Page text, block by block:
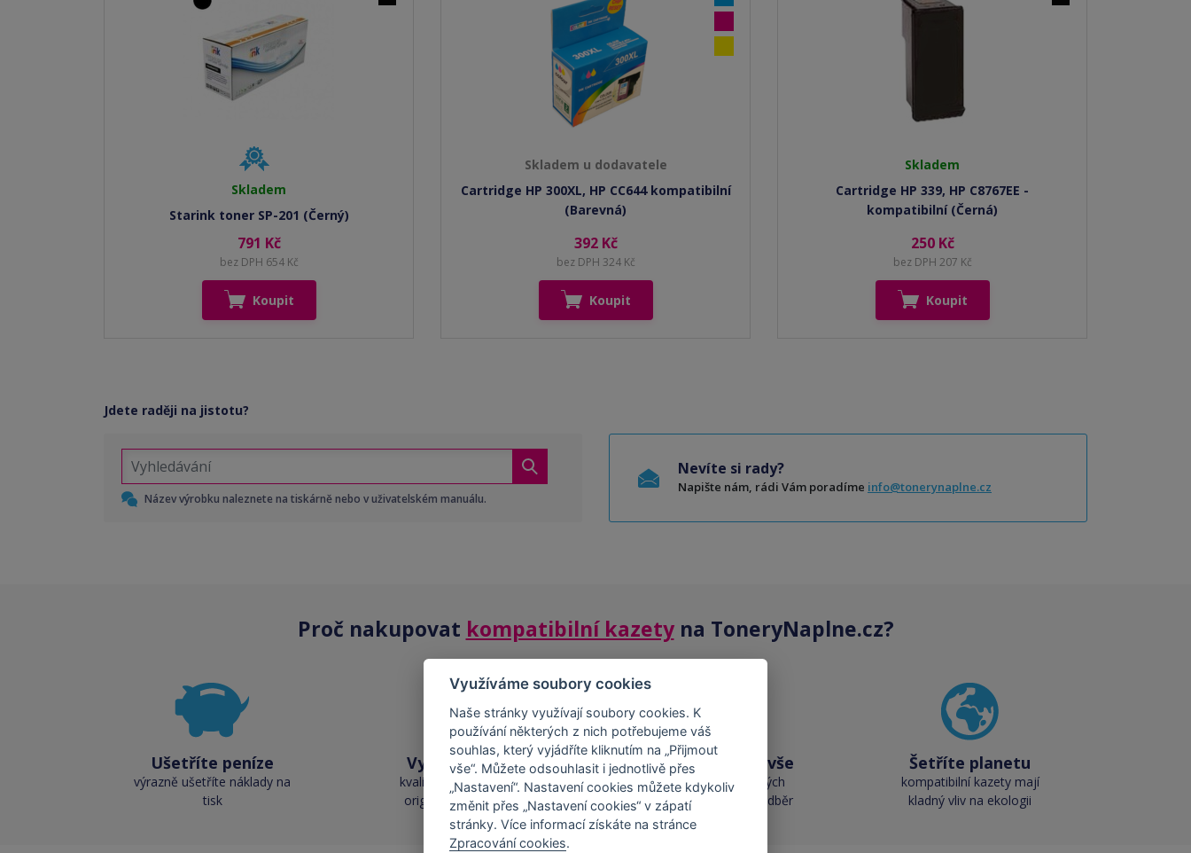
Skladem
Starink toner SP-201 (Černý)
791 Kč
bez DPH 654 Kč
Koupit
Skladem u dodavatele
Cartridge HP 300XL, HP CC644 kompatibilní
(Barevná)
392 Kč
bez DPH 324 Kč
Koupit
Skladem
Cartridge HP 339, HP C8767EE -
kompatibilní (Černá)
250 Kč
bez DPH 207 Kč
Koupit
Jdete raději na jistotu?
Název výrobku naleznete na tiskárně nebo v uživatelském manuálu.
Nevíte si rady?
Napište nám, rádi Vám poradíme info@tonerynaplne.cz
Proč nakupovat kompatibilní kazetyna ToneryNaplne.cz?
Ušetříte peníze
výrazně ušetříte náklady na
tisk
Vysoká kvalita
kvalita je srovnatelná s
originálními náplněmi
Skladem téměř vše
přes 50 000 skladových
zásob pro okamžitý odběr
Šetříte planetu
kompatibilní kazety mají
kladný vliv na ekologii
Využíváme soubory cookies
Naše stránky využívají soubory cookies. K
používání některých z nich potřebujeme váš
souhlas, který vyjádříte kliknutím na „Přijmout
vše“. Můžete odsouhlasit i jednotlivě přes
„Nastavení“. Nastavení cookies můžete kdykoliv
změnit přes „Nastavení cookies“ v zápatí
stránky. Více informací získáte na stránce
Zpracování cookies.